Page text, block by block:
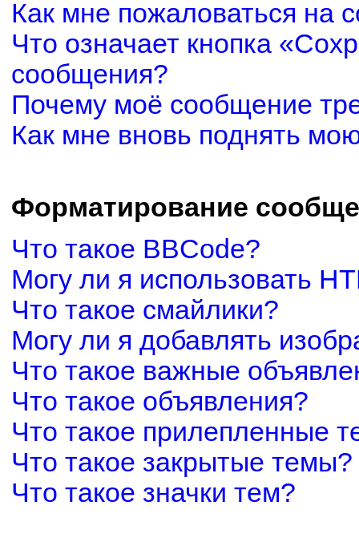
Как мне пожаловаться на
Что означает кнопка
сообщения?
Почему моё сообщение
Как мне вновь поднять
Форматирование
Что такое BBCode?
Могу ли я использовать
Что такое смайлики?
Могу ли я добавлять
Что такое важные
Что такое объявления?
Что такое прилепленные
Что такое закрытые темы?
Что такое значки тем?